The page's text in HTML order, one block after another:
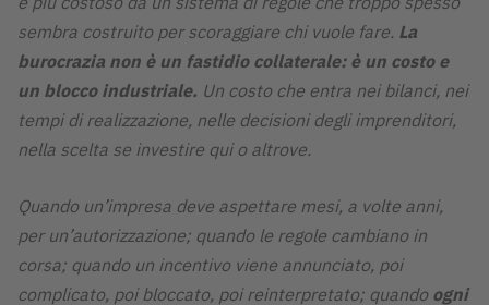
sembra costruito per scoraggiare chi vuole fare. La
burocrazia non è un fastidio collaterale: è un costo e
un blocco industriale. Un costo che entra nei bilanci, nei
tempi di realizzazione, nelle decisioni degli imprenditori,
nella scelta se investire qui o altrove.
Quando un’impresa deve aspettare mesi, a volte anni,
per un’autorizzazione; quando le regole cambiano in
corsa; quando un incentivo viene annunciato, poi
complicato, poi bloccato, poi reinterpretato; quando ogni